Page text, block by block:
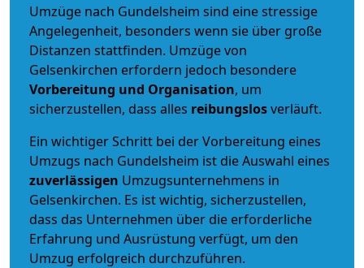
Umzüge nach Gundelsheim sind eine stressige
Angelegenheit, besonders wenn sie über große
Distanzen stattfinden. Umzüge von
Gelsenkirchen erfordern jedoch besondere
Vorbereitung und Organisation, um
sicherzustellen, dass alles reibungslosverläuft.
Ein wichtiger Schritt bei der Vorbereitung eines
Umzugs nach Gundelsheim ist die Auswahl eines
zuverlässigen Umzugsunternehmens in
Gelsenkirchen. Es ist wichtig, sicherzustellen,
dass das Unternehmen über die erforderliche
Erfahrung und Ausrüstung verfügt, um den
Umzug erfolgreich durchzuführen.